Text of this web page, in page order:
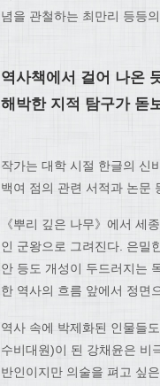
념을 관철하는 최만리 등등
역사책에서 걸어 나온
해박한 지적 탐구가 돋
작가는 대학 시절 한글의 신
백여 점의 관련 서적과 논문
《뿌리 깊은 나무》에서 세
인 군왕으로 그려진다. 은밀
안 등도 개성이 두드러지는
한 역사의 흐름 앞에서 정면
역사 속에 박제화된 인물들
수비대원)이 된 강채윤은 비
반인이지만 의술을 펴고 싶